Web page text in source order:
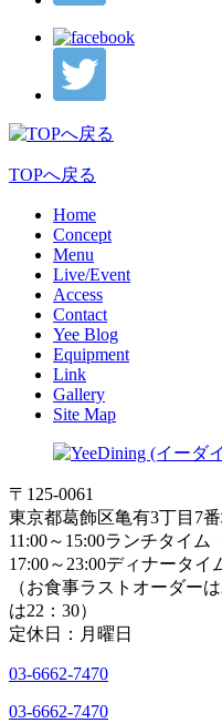
TOPへ戻る
Home
Concept
Menu
Live/Event
Access
Contact
Yee Blog
Equipment
Link
Gallery
Site Map
〒125-0061
東京都葛飾区亀有3丁目7
11:00～15:00ランチタイム
17:00～23:00ディナータイ
（お食事ラストオーダー
は22：30）
定休日：月曜日
03-6662-7470
03-6662-7470